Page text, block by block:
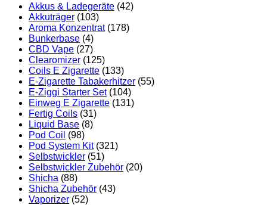
Akkus & Ladegeräte (42)
Akkuträger (103)
Aroma Konzentrat (178)
Bunkerbase (4)
CBD Vape (27)
Clearomizer (125)
Coils E Zigarette (133)
E-Zigarette Tabakerhitzer (55)
E-Ziggi Starter Set (104)
Einweg E Zigarette (131)
Fertig Coils (31)
Liquid Base (8)
Pod Coil (98)
Pod System Kit (321)
Selbstwickler (51)
Selbstwickler Zubehör (20)
Shicha (88)
Shicha Zubehör (43)
Vaporizer (52)